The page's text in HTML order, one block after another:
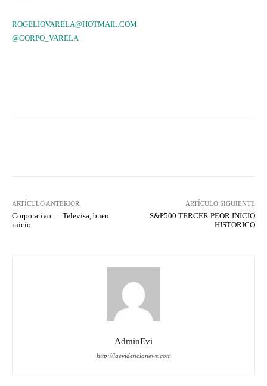
ROGELIOVARELA@HOTMAIL.COM
@CORPO_VARELA
ARTÍCULO ANTERIOR
Corporativo … Televisa, buen
inicio
ARTÍCULO SIGUIENTE
S&P500 TERCER PEOR INICIO
HISTORICO
AdminEvi
http://laevidencianews.com